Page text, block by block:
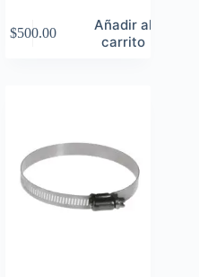
$500.00
Añadir al
carrito